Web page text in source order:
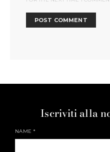
Iscriviti alla
NAME*